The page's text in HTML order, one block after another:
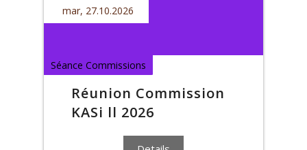
mar, 27.10.2026
Séance Commissions
Réunion Commission
KASi ll 2026